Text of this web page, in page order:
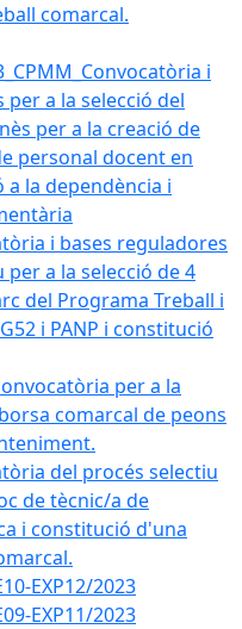
comarcal.
i
a la selecció del
per a la creació de
personal docent en
la dependència i
i bases reguladores
a la selecció de 4
del Programa Treball i
i PANP i constitució
per a la
comarcal de peons
del procés selectiu
de tècnic/a de
i constitució d'una
EXP12/2023
EXP11/2023